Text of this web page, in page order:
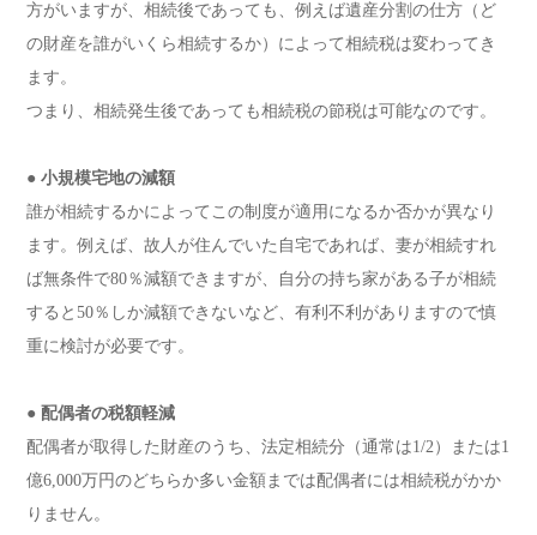
方がいますが、相続後であっても、例えば遺産分割の仕方（ど
の財産を誰がいくら相続するか）によって相続税は変わってき
ます。
つまり、相続発生後であっても相続税の節税は可能なのです。
● 小規模宅地の減額
誰が相続するかによってこの制度が適用になるか否かが異なり
ます。例えば、故人が住んでいた自宅であれば、妻が相続すれ
ば無条件で80％減額できますが、自分の持ち家がある子が相続
すると50％しか減額できないなど、有利不利がありますので慎
重に検討が必要です。
● 配偶者の税額軽減
配偶者が取得した財産のうち、法定相続分（通常は1/2）または1
億6,000万円のどちらか多い金額までは配偶者には相続税がかか
りません。